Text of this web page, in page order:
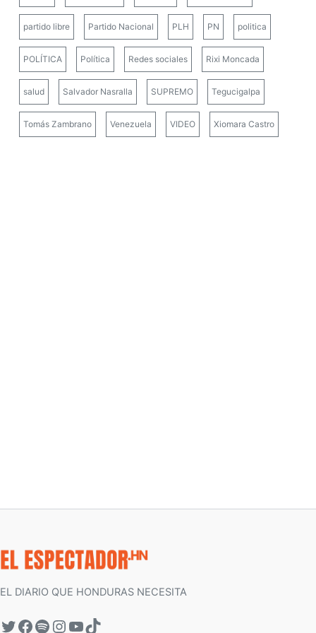
partido libre Partido Nacional PLH PN politica
POLÍTICA Política Redes sociales Rixi Moncada
salud Salvador Nasralla SUPREMO Tegucigalpa
Tomás Zambrano Venezuela VIDEO Xiomara Castro
EL DIARIO QUE HONDURAS NECESITA